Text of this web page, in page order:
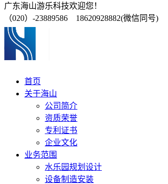
广东海山游乐科技欢迎您！
（020）-23889586 18620928882(微信同号)
首页
关于海山
公司简介
资质荣誉
专利证书
企业文化
业务范围
水乐园规划设计
设备制造安装